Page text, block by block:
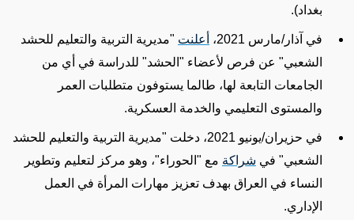
بغداد).
في آذار/مارس 2021، أعلنت "مديرية التربية والتعليم للحشد
الشعبي" عن فرص لأعضاء "الحشد" للدراسة في أي من
الجامعات التابعة لها، طالما يستوفون متطلبات العمر
والمستوى التعليمي والخدمة العسكرية.
في حزيران/يونيو 2021، دخلت "مديرية التربية والتعليم للحشد
الشعبي" في شراكة مع "الحوراء"، وهو مركز لتعليم وتطوير
النساء في العراق بهدف تعزيز مهارات المرأة في العمل
الإداري.